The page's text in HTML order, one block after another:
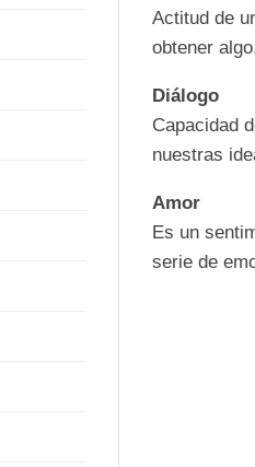
Actitud de
obtener
Diálogo
Capacidad
nuestras
Amor
Es un
serie de